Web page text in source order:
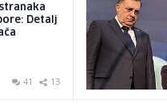
Detalj
41 13